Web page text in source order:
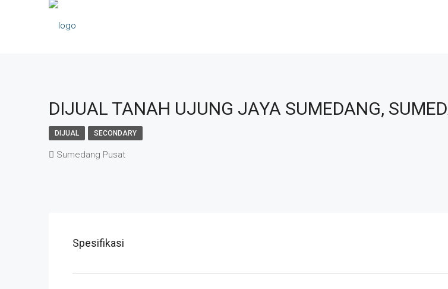
DIJUAL TANAH UJUNG JAYA SUMEDANG,
DIJUAL SECONDARY
Sumedang Pusat
Spesifikasi